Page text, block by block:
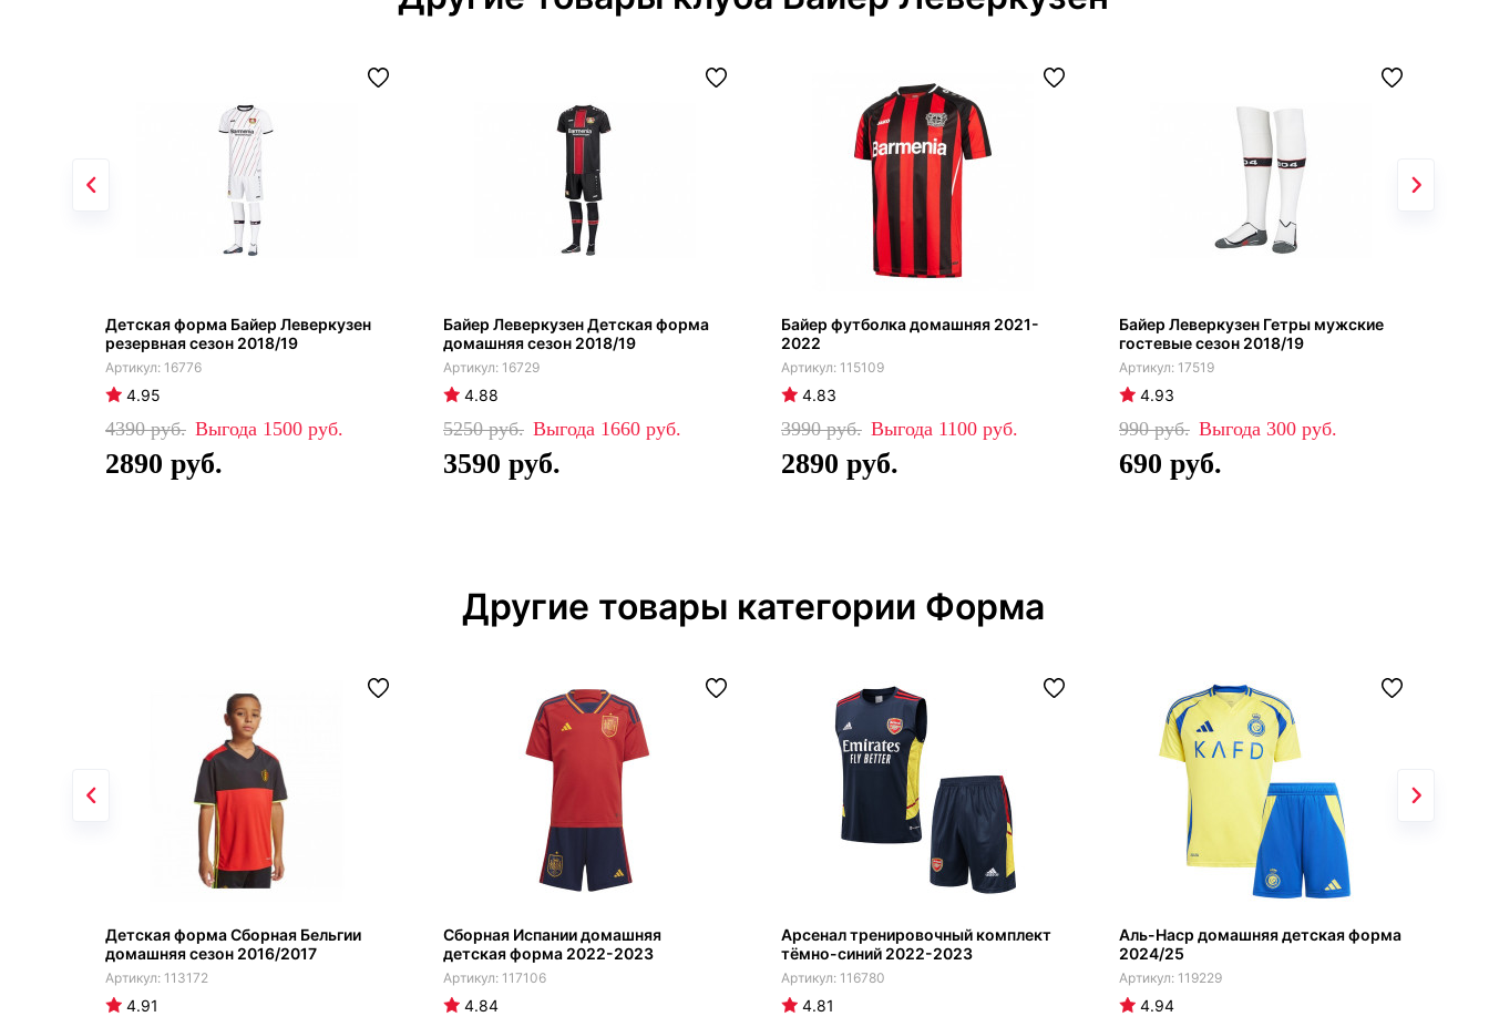
Детская форма Байер Леверкузен
резервная сезон 2018/19
16776
4.95
4390 1500
2890
Байер Леверкузен Детская форма
домашняя сезон 2018/19
16729
4.88
5250 1660
3590
Байер футболка домашняя 2021-
2022
115109
4.83
3990 1100
2890
Байер Леверкузен Гетры мужские
гостевые сезон 2018/19
17519
4.93
990 300
690
Другие товары категории Форма
Детская форма Сборная Бельгии
домашняя сезон 2016/2017
113172
4.91
Сборная Испании домашняя
детская форма 2022-2023
117106
4.84
Арсенал тренировочный комплект
тёмно-синий 2022-2023
116780
4.81
Аль-Наср домашняя детская форма
2024/25
119229
4.94